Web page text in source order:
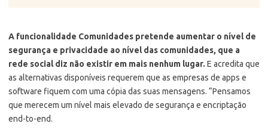
A funcionalidade Comunidades pretende aumentar o nível de
segurança e privacidade ao nível das comunidades, que a
rede social diz não existir em mais nenhum lugar. E acredita que
as alternativas disponíveis requerem que as empresas de apps e
software fiquem com uma cópia das suas mensagens. “Pensamos
que merecem um nível mais elevado de segurança e encriptação
end-to-end.